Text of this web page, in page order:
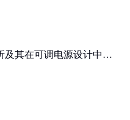
及其在可调电源设计中的